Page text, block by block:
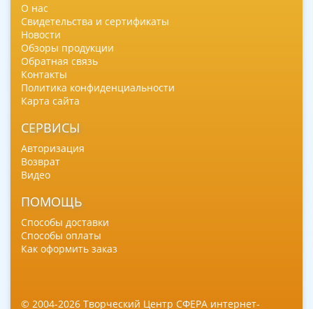
О нас
Свидетельства и сертификаты
Новости
Обзоры продукции
Обратная связь
Контакты
Политика конфиденциальности
Карта сайта
СЕРВИСЫ
Авторизация
Возврат
Видео
ПОМОЩЬ
Способы доставки
Способы оплаты
Как оформить заказ
© 2004-2026 Творческий Центр СФЕРА интернет-